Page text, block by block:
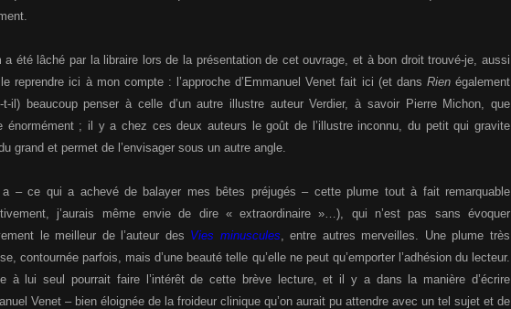
a été lâché par la libraire lors de la présentation de cet ouvrage, et à bon droit trouvé-je, aussi
reprendre ici à mon compte : l’approche d’Emmanuel Venet fait ici (et dans Rienégalement
t-il) beaucoup penser à celle d’un autre illustre auteur Verdier, à savoir Pierre Michon, que
énormément ; il y a chez ces deux auteurs le goût de l’illustre inconnu, du petit qui gravite
grand et permet de l’envisager sous un autre angle.
– ce qui a achevé de balayer mes bêtes préjugés – cette plume tout à fait remarquable
j’aurais même envie de dire « extraordinaire »…), qui n’est pas sans évoquer
le meilleur de l’auteur des Vies minuscules, entre autres merveilles. Une plume très
contournée parfois, mais d’une beauté telle qu’elle ne peut qu’emporter l’adhésion du lecteur.
à lui seul pourrait faire l’intérêt de cette brève lecture, et il y a dans la manière d’écrire
Venet – bien éloignée de la froideur clinique qu’on aurait pu attendre avec un tel sujet et de